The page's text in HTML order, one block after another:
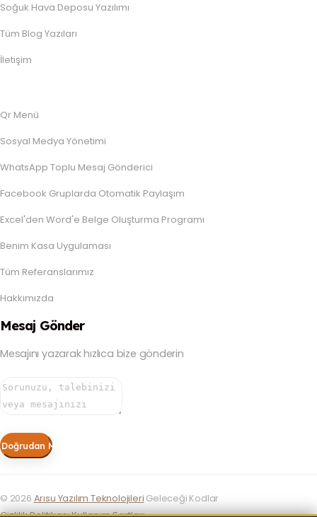
Soğuk Hava Deposu Yazılımı
Tüm Blog Yazıları
İletişim
Qr Menü
Sosyal Medya Yönetimi
WhatsApp Toplu Mesaj Gönderici
Facebook Gruplarda Otomatik Paylaşım
Excel'den Word'e Belge Oluşturma Programı
Benim Kasa Uygulaması
Tüm Referanslarımız
Hakkımızda
Mesaj Gönder
Mesajını yazarak hızlıca bize gönderin
Doğrudan Mesaj Gönder
© 2026 Arısu Yazılım Teknolojileri Geleceği Kodlar